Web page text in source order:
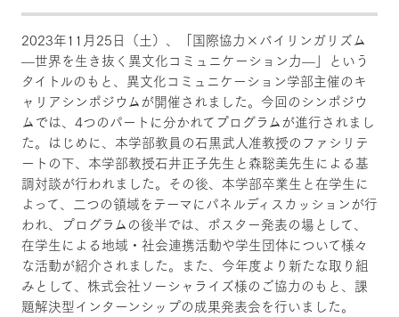
2023年11月25日（土）、「国際協力×バイリンガリズム
—世界を生き抜く異文化コミュニケーション力—」という
タイトルのもと、異文化コミュニケーション学部主催のキ
ャリアシンポジウムが開催されました。今回のシンポジウ
ムでは、4つのパートに分かれてプログラムが進行されまし
た。はじめに、本学部教員の石黒武人准教授のファシリテ
ートの下、本学部教授石井正子先生と森聡美先生による基
調対談が行われました。その後、本学部卒業生と在学生に
よって、二つの領域をテーマにパネルディスカッションが行
われ、プログラムの後半では、ポスター発表の場として、
在学生による地域・社会連携活動や学生団体について様々
な活動が紹介されました。また、今年度より新たな取り組
みとして、株式会社ソーシャライズ様のご協力のもと、課
題解決型インターンシップの成果発表会を行いました。